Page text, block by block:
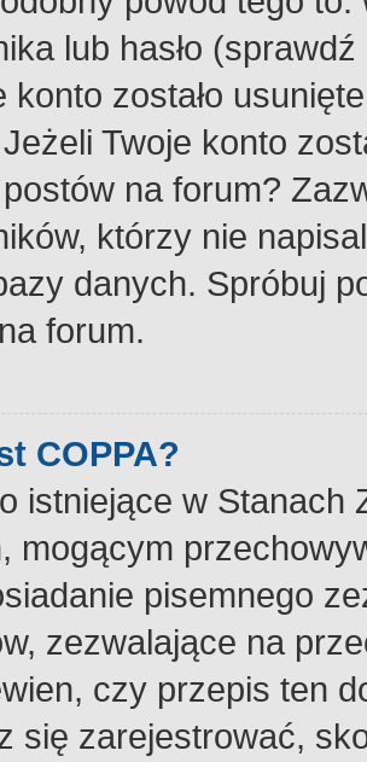
lub hasło
konto zostało
Twoje konto
na forum?
którzy nie
danych. Spróbuj
forum.
COPPA?
istniejące w Stanach
mogącym
pisemnego
zezwalające na
czy przepis ten
się zarejestrować,